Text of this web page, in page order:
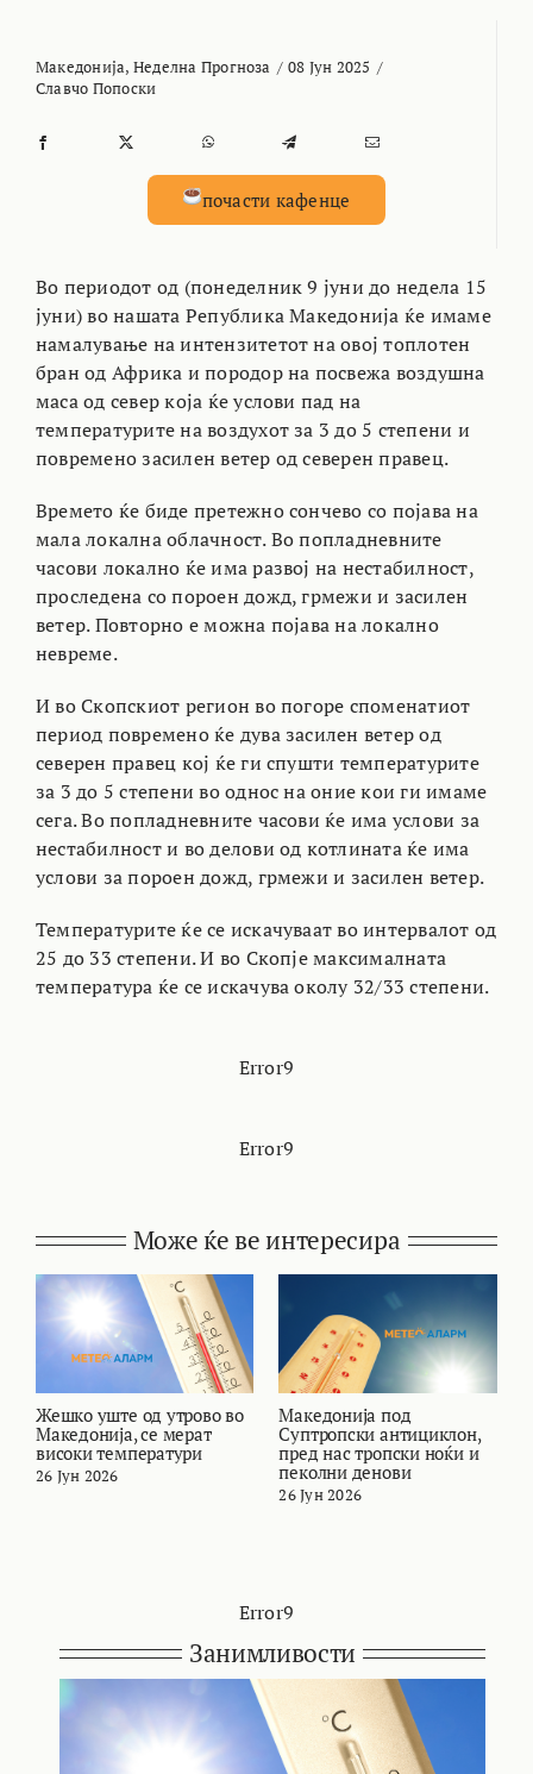
Македонија, Неделна Прогноза / 08 Јун 2025 /
Славчо Попоски
почасти кафенце
Во периодот од (понеделник 9 јуни до недела 15
јуни) во нашата Република Македонија ќе имаме
намалување на интензитетот на овој топлотен
бран од Африка и породор на посвежа воздушна
маса од север која ќе услови пад на
температурите на воздухот за 3 до 5 степени и
повремено засилен ветер од северен правец.
Времето ќе биде претежно сончево со појава на
мала локална облачност. Во попладневните
часови локално ќе има развој на нестабилност,
проследена со пороен дожд, грмежи и засилен
ветер. Повторно е можна појава на локално
невреме.
И во Скопскиот регион во погоре споменатиот
период повремено ќе дува засилен ветер од
северен правец кој ќе ги спушти температурите
за 3 до 5 степени во однос на оние кои ги имаме
сега. Во попладневните часови ќе има услови за
нестабилност и во делови од котлината ќе има
услови за пороен дожд, грмежи и засилен ветер.
Температурите ќе се искачуваат во интервалот од
25 до 33 степени. И во Скопје максималната
температура ќе се искачува околу 32/33 степени.
Error9
Error9
Може ќе ве интересира
Жешко уште од утрово во
Македонија, се мерат
високи температури
26 Јун 2026
Македонија под
Суптропски антициклон,
пред нас тропски ноќи и
пеколни денови
26 Јун 2026
Error9
Занимливости